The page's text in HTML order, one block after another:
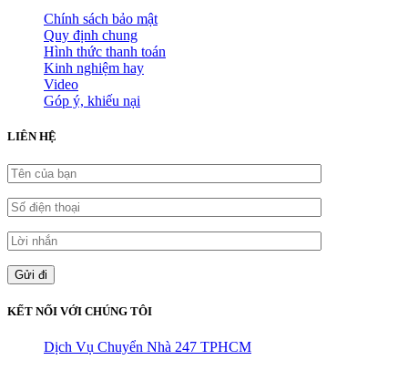
Chính sách bảo mật
Quy định chung
Hình thức thanh toán
Kinh nghiệm hay
Video
Góp ý, khiếu nại
LIÊN HỆ
KẾT NỐI VỚI CHÚNG TÔI
Dịch Vụ Chuyển Nhà 247 TPHCM